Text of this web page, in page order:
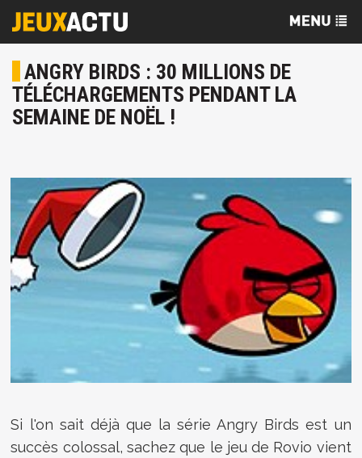
ANGRY BIRDS : 30 MILLIONS DE
TÉLÉCHARGEMENTS PENDANT LA
SEMAINE DE NOËL !
Si l'on sait déjà que la série Angry Birds est un
succès colossal, sachez que le jeu de Rovio vient